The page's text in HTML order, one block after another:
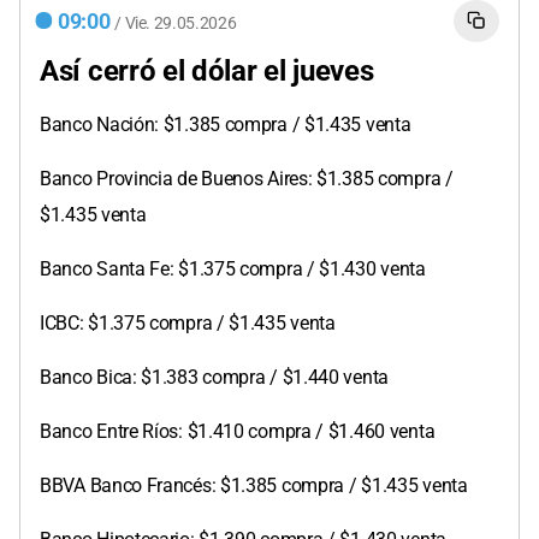
09:00 / Vie. 29.05.2026
Así cerró el dólar el jueves
Banco Nación: $1.385 compra / $1.435 venta
Banco Provincia de Buenos Aires: $1.385 compra /
$1.435 venta
Banco Santa Fe: $1.375 compra / $1.430 venta
ICBC: $1.375 compra / $1.435 venta
Banco Bica: $1.383 compra / $1.440 venta
Banco Entre Ríos: $1.410 compra / $1.460 venta
BBVA Banco Francés: $1.385 compra / $1.435 venta